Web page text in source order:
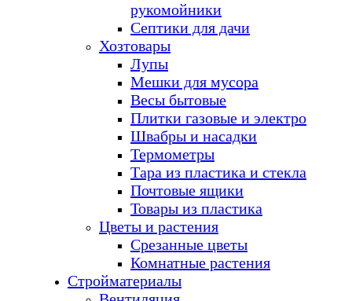
рукомойники
Септики для дачи
Хозтовары
Лупы
Мешки для мусора
Весы бытовые
Плитки газовые и электро
Швабры и насадки
Термометры
Тара из пластика и стекла
Почтовые ящики
Товары из пластика
Цветы и растения
Срезанные цветы
Комнатные растения
Стройматериалы